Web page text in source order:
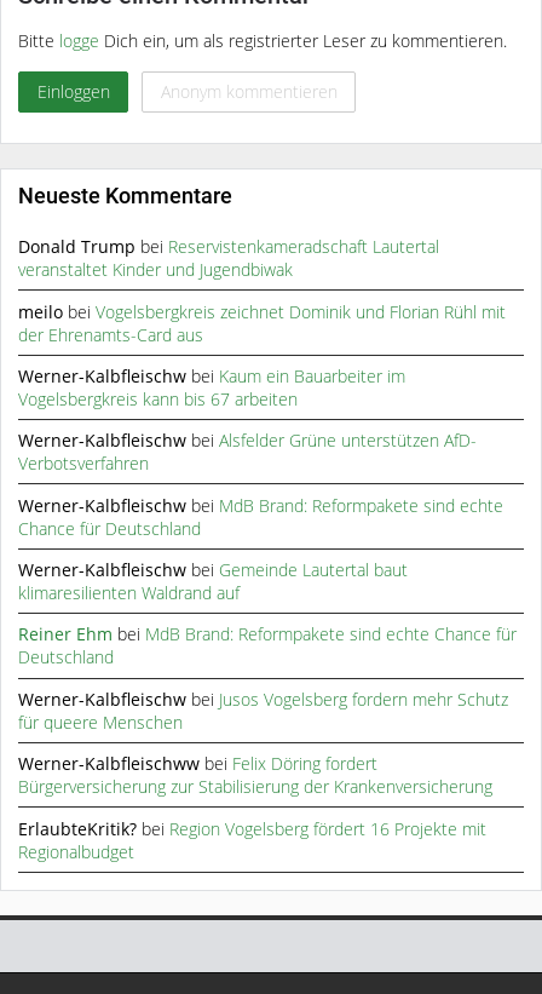
Bitte logge Dich ein, um als registrierter Leser zu kommentieren.
Einloggen Anonym kommentieren
Neueste Kommentare
Donald Trump bei Reservistenkameradschaft Lautertal
veranstaltet Kinder und Jugendbiwak
meilo beiVogelsbergkreis zeichnet Dominik und Florian Rühl mit
der Ehrenamts-Card aus
Werner-Kalbfleischw bei Kaum ein Bauarbeiter im
Vogelsbergkreis kann bis 67 arbeiten
Werner-Kalbfleischw beiAlsfelder Grüne unterstützen AfD-
Verbotsverfahren
Werner-Kalbfleischw bei MdB Brand: Reformpakete sind echte
Chance für Deutschland
Werner-Kalbfleischw bei Gemeinde Lautertal baut
klimaresilienten Waldrand auf
Reiner Ehm bei MdB Brand: Reformpakete sind echte Chance für
Deutschland
Werner-Kalbfleischw bei Jusos Vogelsberg fordern mehr Schutz
für queere Menschen
Werner-Kalbfleischww bei Felix Döring fordert
Bürgerversicherung zur Stabilisierung der Krankenversicherung
ErlaubteKritik? bei Region Vogelsberg fördert 16 Projekte mit
Regionalbudget